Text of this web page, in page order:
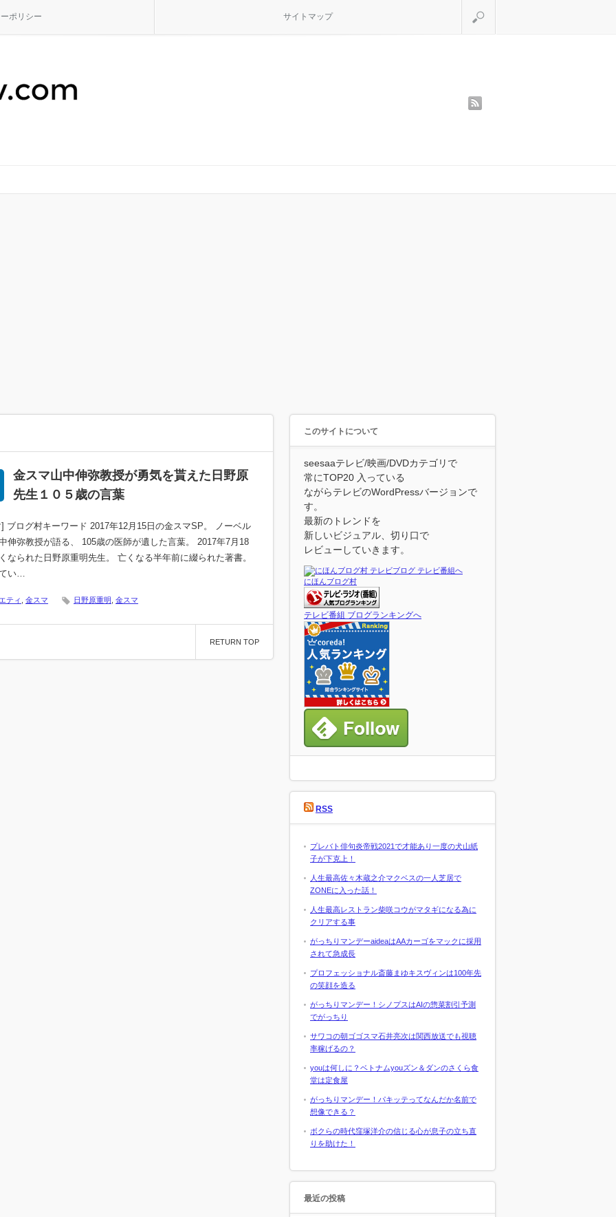
ポリシー サイトマップ
金スマ山中伸弥教授が勇気を貰えた日野原
先生１０５歳の言葉
] ブログ村キーワード 2017年12月15日の金スマSP。 ノーベル
伸弥教授が語る、 105歳の医師が遺した言葉。 2017年7月18
なられた日野原重明先生。 亡くなる半年前に綴られた著書。
てい…
ティ 金スマ 日野原重明 金スマ
RETURN TOP
このサイトについて
seesaaテレビ/映画/DVDカテゴリで
常にTOP20 入っている
ながらテレビのWordPressバージョンで
す。
最新のトレンドを
新しいビジュアル、切り口で
レビューしていきます。
にほんブログ村
テレビ番組 ブログランキングへ
RSS
プレバト俳句炎帝戦2021で才能あり一度の犬山紙
子が下克上！
人生最高佐々木蔵之介マクベスの一人芝居で
ZONEに入った話！
人生最高レストラン柴咲コウがマタギになる為に
クリアする事
がっちりマンデーaideaはAAカーゴをマックに採用
されて急成長
プロフェッショナル斎藤まゆキスヴィンは100年先
の笑顔を造る
がっちりマンデー！シノプスはAIの惣菜割引予測
でがっちり
サワコの朝ゴゴスマ石井亮次は関西放送でも視聴
率稼げるの？
youは何しに？ベトナムyouズン＆ダンのさくら食
堂は定食屋
がっちりマンデー！パキッテってなんだか名前で
想像できる？
ボクらの時代窪塚洋介の信じる心が息子の立ち直
りを助けた！
最近の投稿